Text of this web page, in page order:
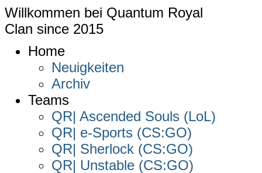
Willkommen bei Quantum Royal
Clan since 2015
Home
Neuigkeiten
Archiv
Teams
QR| Ascended Souls (LoL)
QR| e-Sports (CS:GO)
QR| Sherlock (CS:GO)
QR| Unstable (CS:GO)